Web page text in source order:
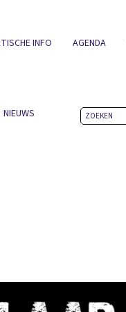
INFO AGENDA
NIEUWS